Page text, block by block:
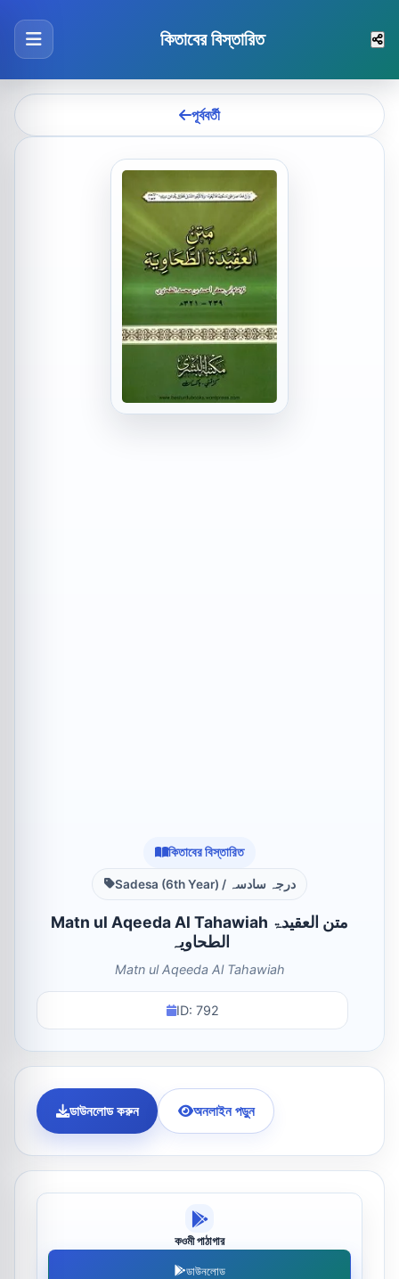
কিতাবের বিস্তারিত
পূর্ববর্তী
কিতাবের বিস্তারিত
Sadesa (6th Year) / درجہ سادسہ
Matn ul Aqeeda Al Tahawiah متن العقیدۃ
الطحاویہ
Matn ul Aqeeda Al Tahawiah
ID: 792
ডাউনলোড করুন অনলাইন পড়ুন
কওমী পাঠাগার
ডাউনলোড